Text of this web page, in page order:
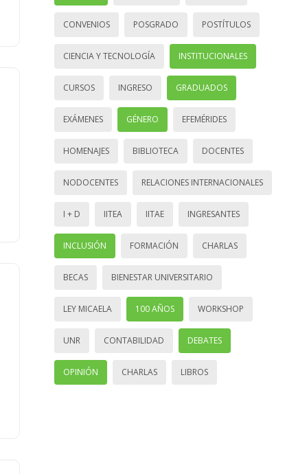
CONVENIOS POSGRADO POSTÍTULOS
CIENCIA Y TECNOLOGÍA INSTITUCIONALES
CURSOS INGRESO GRADUADOS
EXÁMENES GÉNERO EFEMÉRIDES
HOMENAJES BIBLIOTECA DOCENTES
NODOCENTES RELACIONES INTERNACIONALES
I + D IITEA IITAE INGRESANTES
INCLUSIÓN FORMACIÓN CHARLAS
BECAS BIENESTAR UNIVERSITARIO
LEY MICAELA 100 AÑOS WORKSHOP
UNR CONTABILIDAD DEBATES
OPINIÓN CHARLAS LIBROS